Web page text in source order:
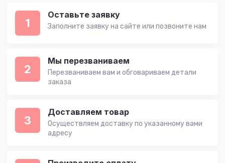
1
Оставьте заявку
Заполните заявку на сайте или позвоните нам
2
Мы перезваниваем
Перезваниваем вам и обговариваем детали
заказа
3
Доставляем товар
Осуществляем доставку по указанному вами
адресу